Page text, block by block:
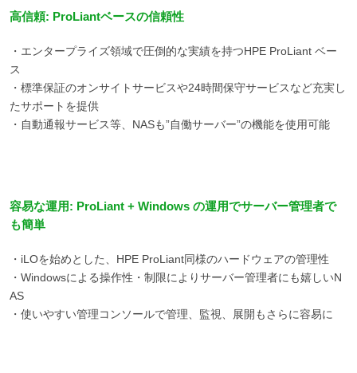
高信頼: ProLiantベースの信頼性
・エンタープライズ領域で圧倒的な実績を持つHPE ProLiant ベー
ス
・標準保証のオンサイトサービスや24時間保守サービスなど充実し
たサポートを提供
・自動通報サービス等、NASも”自働サーバー”の機能を使用可能
容易な運用: ProLiant + Windows の運用でサーバー管理者で
も簡単
・iLOを始めとした、HPE ProLiant同様のハードウェアの管理性
・Windowsによる操作性・制限によりサーバー管理者にも嬉しいN
AS
・使いやすい管理コンソールで管理、監視、展開もさらに容易に